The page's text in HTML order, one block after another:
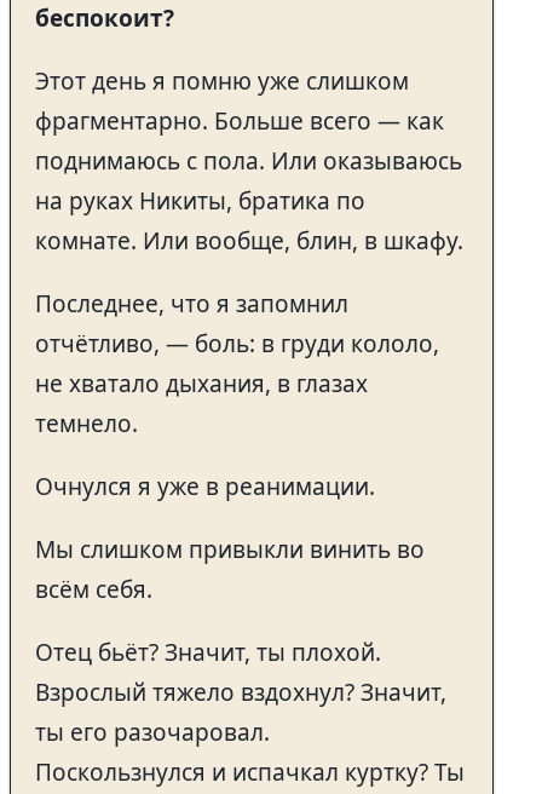
беспокоит?
Этот день я помню уже слишком
фрагментарно. Больше всего — как
поднимаюсь с пола. Или оказываюсь
на руках Никиты, братика по
комнате. Или вообще, блин, в шкафу.
Последнее, что я запомнил
отчётливо, — боль: в груди кололо,
не хватало дыхания, в глазах
темнело.
Очнулся я уже в реанимации.
Мы слишком привыкли винить во
всём себя.
Отец бьёт? Значит, ты плохой.
Взрослый тяжело вздохнул? Значит,
ты его разочаровал.
Поскользнулся и испачкал куртку? Ты